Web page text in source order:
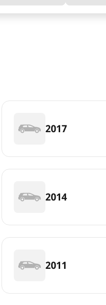
2017
2014
2011